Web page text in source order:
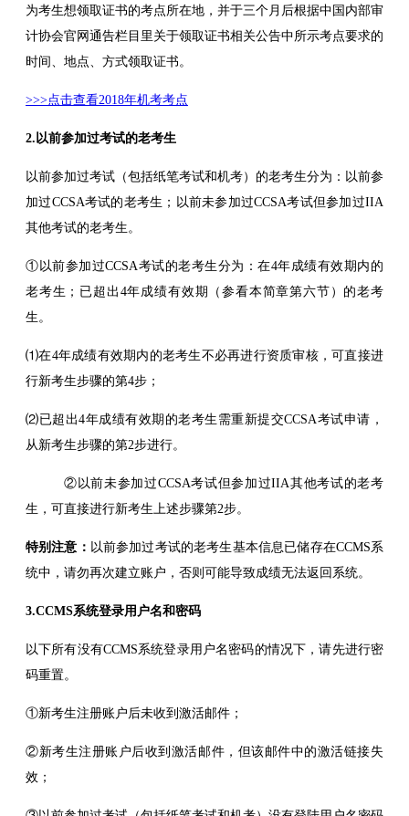
为考生想领取证书的考点所在地，并于三个月后根据中国内部审
计协会官网通告栏目里关于领取证书相关公告中所示考点要求的
时间、地点、方式领取证书。
>>>点击查看2018年机考考点
2.以前参加过考试的老考生
以前参加过考试（包括纸笔考试和机考）的老考生分为：以前参
加过CCSA考试的老考生；以前未参加过CCSA考试但参加过IIA
其他考试的老考生。
①以前参加过CCSA考试的老考生分为：在4年成绩有效期内的
老考生；已超出4年成绩有效期（参看本简章第六节）的老考
生。
⑴在4年成绩有效期内的老考生不必再进行资质审核，可直接进
行新考生步骤的第4步；
⑵已超出4年成绩有效期的老考生需重新提交CCSA考试申请，
从新考生步骤的第2步进行。
②以前未参加过CCSA考试但参加过IIA其他考试的老考
生，可直接进行新考生上述步骤第2步。
特别注意： 以前参加过考试的老考生基本信息已储存在CCMS系
统中，请勿再次建立账户，否则可能导致成绩无法返回系统。
3.CCMS系统登录用户名和密码
以下所有没有CCMS系统登录用户名密码的情况下，请先进行密
码重置。
①新考生注册账户后未收到激活邮件；
②新考生注册账户后收到激活邮件，但该邮件中的激活链接失
效；